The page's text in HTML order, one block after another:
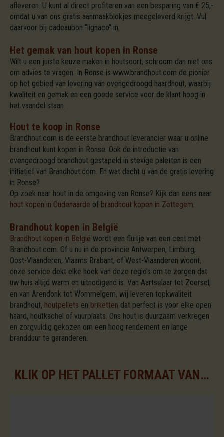
afleveren. U kunt al direct profiteren van een besparing van € 25,-
omdat u van ons gratis aanmaakblokjes meegeleverd krijgt. Vul
daarvoor bij cadeaubon “lignaco” in.
Het gemak van hout kopen in Ronse
Wilt u een juiste keuze maken in houtsoort, schroom dan niet ons
om advies te vragen. In Ronse is www.brandhout.com de pionier
op het gebied van levering van ovengedroogd haardhout, waarbij
kwaliteit en gemak en een goede service voor de klant hoog in
het vaandel staan.
Hout te koop in Ronse
Brandhout.com is de eerste brandhout leverancier waar u online
brandhout kunt kopen in Ronse. Ook de introductie van
ovengedroogd brandhout gestapeld in stevige paletten is een
initiatief van Brandhout.com. En wat dacht u van de gratis levering
in Ronse?
Op zoek naar hout in de omgeving van Ronse? Kijk dan eens naar
hout kopen in Oudenaarde of brandhout kopen in Zottegem.
Brandhout kopen in België
Brandhout kopen in België wordt een fluitje van een cent met
Brandhout.com. Of u nu in de provincie Antwerpen, Limburg,
Oost-Vlaanderen, Vlaams Brabant, of West-Vlaanderen woont,
onze service dekt elke hoek van deze regio's om te zorgen dat
uw huis altijd warm en uitnodigend is. Van Aartselaar tot Zoersel,
en van Arendonk tot Wommelgem, wij leveren topkwaliteit
brandhout, houtpellets en briketten dat perfect is voor elke open
haard, houtkachel of vuurplaats. Ons hout is duurzaam verkregen
en zorgvuldig gekozen om een hoog rendement en lange
brandduur te garanderen.
KLIK OP HET PALLET FORMAAT VAN UW KEUZE VOOR DE BESCHIKBARE ASSORTIMENTEN